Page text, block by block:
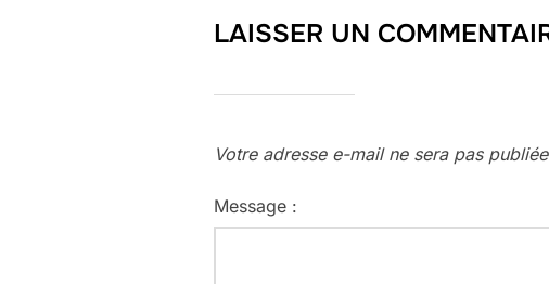
LAISSER UN
Votre adresse e-mail ne sera pas
Message :